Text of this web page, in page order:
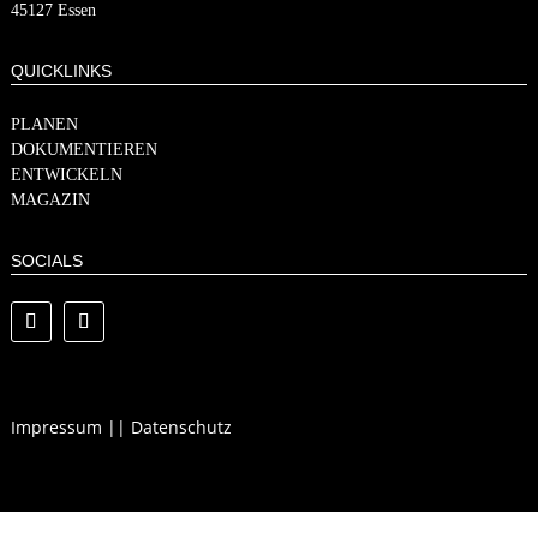
45127 Essen
QUICKLINKS
PLANEN
DOKUMENTIEREN
ENTWICKELN
MAGAZIN
SOCIALS
Impressum || Datenschutz